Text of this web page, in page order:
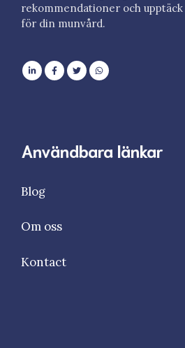
rekommendationer och
för din munvård.
Användbara länkar
Blog
Om oss
Kontact